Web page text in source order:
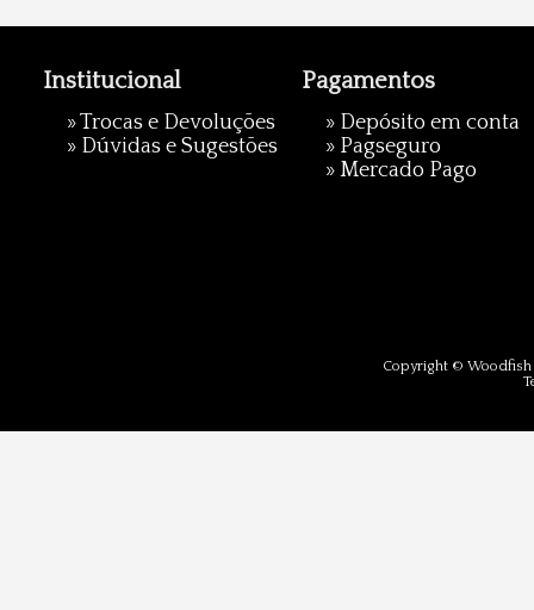
Institucional
»Trocas e Devoluções
» Dúvidas e Sugestões
Pagamentos
» Depósito em conta
» Pagseguro
» Mercado Pago
Copyright © Woodfish